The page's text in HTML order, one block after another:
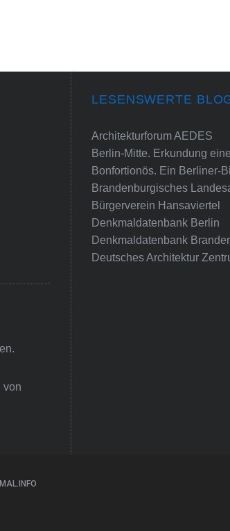
von
LESENSWERTE
Architekturforum AEDES
Berlin-Mitte. Erkundung
Bonfortionös. Ein Berliner-
Brandenburgisches
Bürgerverein Hansaviertel
Denkmaldatenbank Berlin
Denkmaldatenbank
Deutsches Architektur